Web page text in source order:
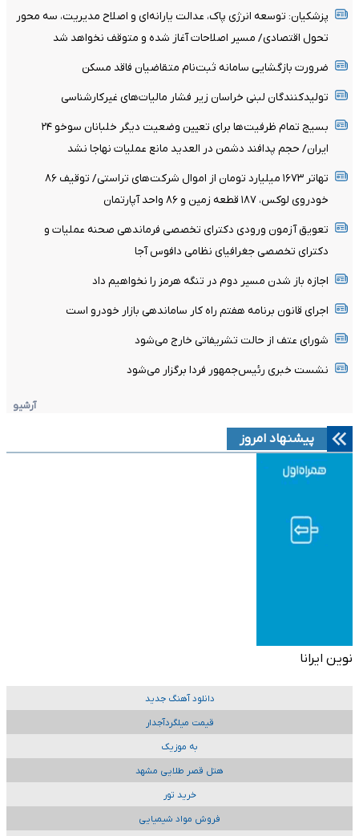
پزشکیان: توسعه انرژی پاک، عدالت یارانه‌ای و اصلاح مدیریت، سه محور
تحول اقتصادی/ مسیر اصلاحات آغاز شده و متوقف نخواهد شد
ضرورت بازگشایی سامانه ثبت‌نام متقاضیان فاقد مسکن
تولیدکنندگان لبنی خراسان زیر فشار مالیات‌های غیرکارشناسی
بسیج تمام ظرفیت‌ها برای تعیین وضعیت دیگر خلبانان سوخو ۲۴
ایران/ حجم پدافند دشمن در العدید مانع عملیات نهاجا نشد
تهاتر ۱۶۷۳ میلیارد تومان از اموال شرکت‌های تراستی/ توقیف ۸۶
خودروی لوکس، ۱۸۷ قطعه زمین و ۸۶ واحد آپارتمان
تعویق آزمون ورودی دکترای تخصصی فرماندهی صحنه عملیات و
دکترای تخصصی جغرافیای نظامی دافوس آجا
اجازه باز شدن مسیر دوم در تنگه هرمز را نخواهیم داد
اجرای قانون برنامه هفتم راه کار ساماندهی بازار خودرو است
شورای عتف از حالت تشریفاتی خارج می‌شود
نشست خبری رئیس‌جمهور فردا برگزار می‌شود
آرشیو
پیشنهاد امروز
نوین ایرانا
دانلود آهنگ جدید
قیمت میلگردآجدار
به موزیک
هتل قصر طلایی مشهد
خرید تور
فروش مواد شیمیایی